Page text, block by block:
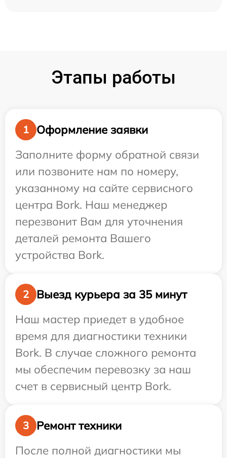
Этапы работы
1
Оформление заявки
Заполните форму обратной связи
или позвоните нам по номеру,
указанному на сайте сервисного
центра Bork. Наш менеджер
перезвонит Вам для уточнения
деталей ремонта Вашего
устройства Bork.
2
Выезд курьера за 35 минут
Наш мастер приедет в удобное
время для диагностики техники
Bork. В случае сложного ремонта
мы обеспечим перевозку за наш
счет в сервисный центр Bork.
3
Ремонт техники
После полной диагностики мы